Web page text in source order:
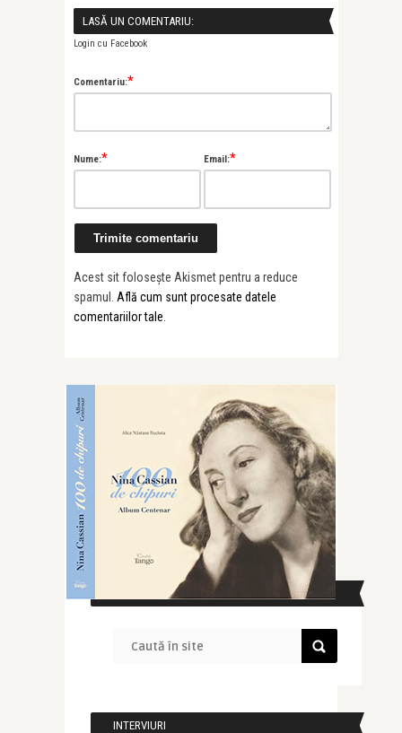
LASĂ UN COMENTARIU:
Login cu Facebook
Comentariu:*
Nume:* Email:*
Acest sit folosește Akismet pentru a reduce
spamul. Află cum sunt procesate datele
comentariilor tale
CAUTĂ ÎN SITE
INTERVIURI